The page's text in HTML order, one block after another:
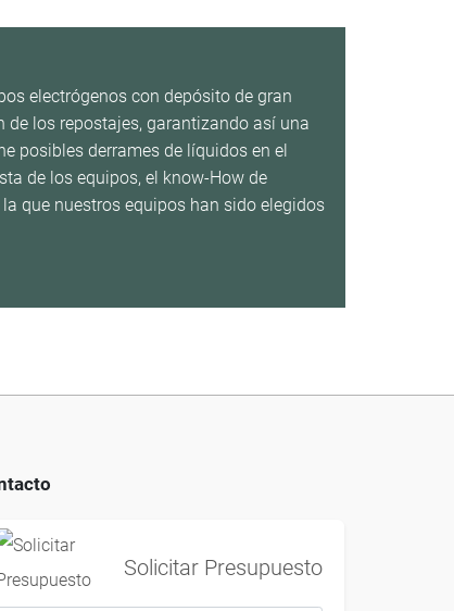
electrógenos con depósito de gran
los repostajes, garantizando así una
posibles derrames de líquidos en el
de los equipos, el know-How de
que nuestros equipos han sido elegidos
Solicitar Presupuesto